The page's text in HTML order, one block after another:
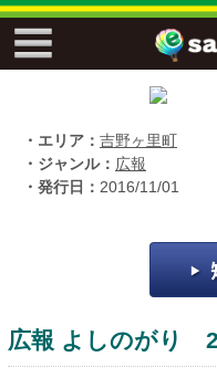
・エリア： 吉野ヶ里町
・ジャンル： 広報
・発行日： 2016/11/01
広報 よしのがり